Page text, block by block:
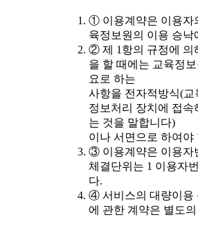
① 이용계약은 이용자
육정보원의 이용 승낙
② 제 1항의 규정에 의
을 할 때에는 교육정
요로 하는
사항을 전자적방식(
정보처리 장치에 접
는 것을 말합니다)
이나 서면으로 하여야
③ 이용계약은 이용자
체결단위는 1 이용자
다.
④ 서비스의 대량이용
에 관한 계약은 별도